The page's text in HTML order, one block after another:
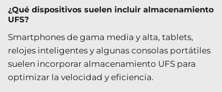
¿Qué dispositivos suelen incluir almacenamiento
UFS?
Smartphones de gama media y alta, tablets,
relojes inteligentes y algunas consolas portátiles
suelen incorporar almacenamiento UFS para
optimizar la velocidad y eficiencia.